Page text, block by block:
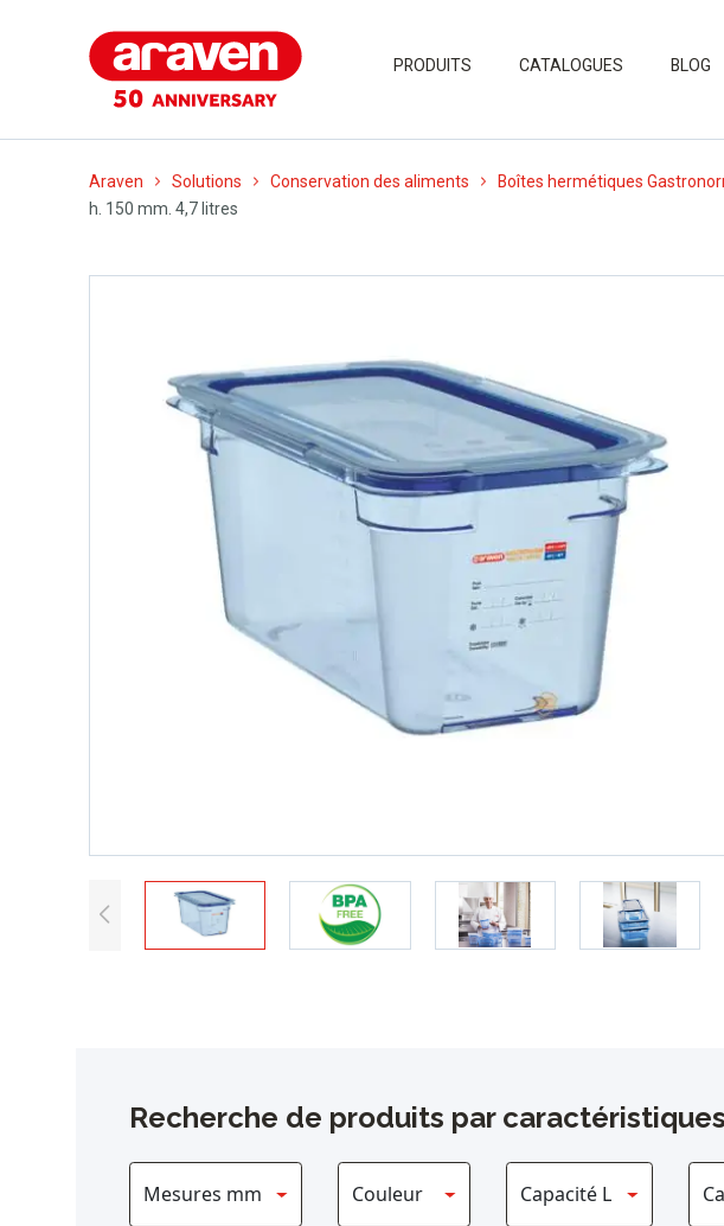
PRODUITS CATALOGUES BLOG
Araven Solutions Conservation des aliments Boîtes hermétiques
h. 150 mm. 4,7 litres
Recherche de produits par caractéristiques